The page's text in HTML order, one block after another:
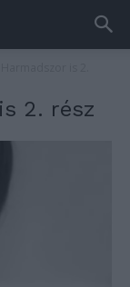
2. rész